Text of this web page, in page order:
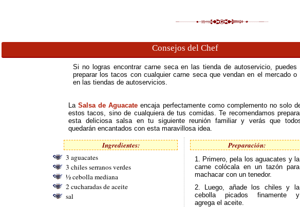
Consejos del Chef
Si no logras encontrar carne seca en las tienda de autoservicio, puedes
preparar los tacos con cualquier carne seca que vendan en el mercado o
en las tiendas de autoservicios.
LaSalsa de Aguacate encaja perfectamente como complemento no solo
estos tacos, sino de cualquiera de tus comidas. Te recomendamos
esta deliciosa salsa en tu siguiente reunión familiar y verás que
quedarán encantados con esta maravillosa idea.
Ingredientes:
3 aguacates
3 chiles serranos verdes
½ cebolla mediana
2 cucharadas de aceite
sal
Preparación:
1. Primero, pela los aguacates y la
carne colócala en un tazón para
machacar con un tenedor.
2. Luego, añade los chiles y la
cebolla picados finamente y
agrega el aceite.